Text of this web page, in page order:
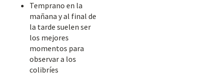
Temprano en la
mañana y al final de
la tarde suelen ser
los mejores
momentos para
observar a los
colibríes